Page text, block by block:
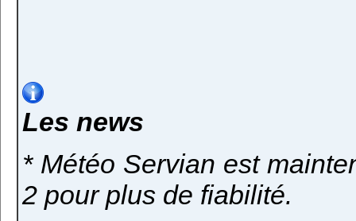
Les news
* Météo Servian est
2 pour plus de fiabilité.